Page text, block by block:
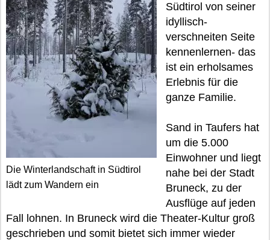
Die Winterlandschaft in Südtirol
lädt zum Wandern ein
Südtirol von seiner
idyllisch-
verschneiten Seite
kennenlernen- das
ist ein erholsames
Erlebnis für die
ganze Familie.
Sand in Taufers hat
um die 5.000
Einwohner und liegt
nahe bei der Stadt
Bruneck, zu der
Ausflüge auf jeden
Fall lohnen. In Bruneck wird die Theater-Kultur groß
geschrieben und somit bietet sich immer wieder